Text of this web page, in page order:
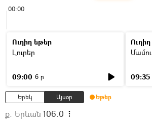
00:00
Ուղիղ եթեր
Լուրեր
09:00 6 ր 09:35
Երեկ Այսօր Եթեր
ք. Երևան 106.0